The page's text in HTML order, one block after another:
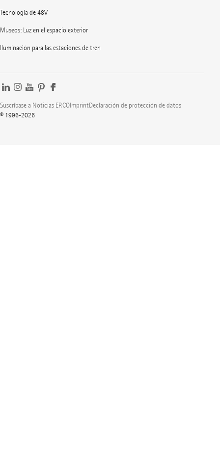
Tecnología de 48V
Museos: Luz en el espacio exterior
Iluminación para las estaciones de tren
Suscríbase a Noticias ERCOImprintDeclaración de protección de datos
© 1996-2026